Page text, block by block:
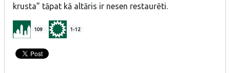
krusta” tāpat kā altāris ir nesen restaurēti.
109 1-12